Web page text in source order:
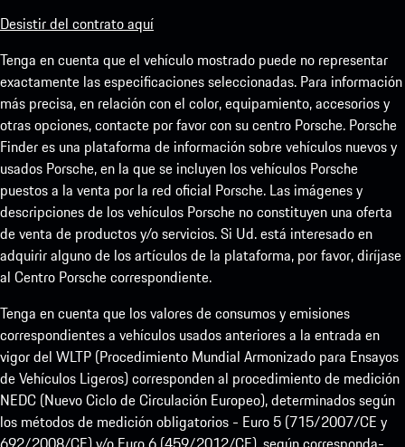
Desistir del contrato aquí
Tenga en cuenta que el vehículo mostrado puede no representar
exactamente las especificaciones seleccionadas. Para información
más precisa, en relación con el color, equipamiento, accesorios y
otras opciones, contacte por favor con su centro Porsche. Porsche
Finder es una plataforma de información sobre vehículos nuevos y
usados Porsche, en la que se incluyen los vehículos Porsche
puestos a la venta por la red oficial Porsche. Las imágenes y
descripciones de los vehículos Porsche no constituyen una oferta
de venta de productos y/o servicios. Si Ud. está interesado en
adquirir alguno de los artículos de la plataforma, por favor, diríjase
al Centro Porsche correspondiente.
Tenga en cuenta que los valores de consumos y emisiones
correspondientes a vehículos usados anteriores a la entrada en
vigor del WLTP (Procedimiento Mundial Armonizado para Ensayos
de Vehículos Ligeros) corresponden al procedimiento de medición
NEDC (Nuevo Ciclo de Circulación Europeo), determinados según
los métodos de medición obligatorios - Euro 5 (715/2007/CE y